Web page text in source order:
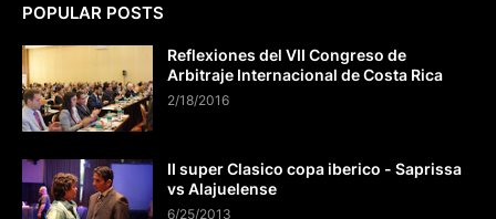
POPULAR POSTS
Reflexiones del VII Congreso de
Arbitraje Internacional de Costa Rica
2/18/2016
II super Clasico copa iberico - Saprissa
vs Alajuelense
6/25/2013